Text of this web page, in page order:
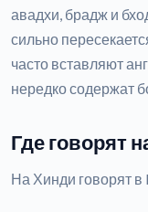
авадхи, брадж и
сильно
часто вставляют
нередко содержат
Где говорят
На Хинди говорят в